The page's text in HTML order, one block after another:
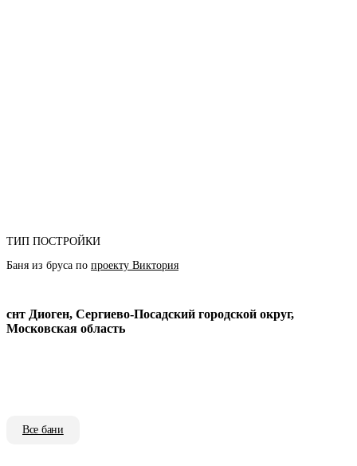
ТИП ПОСТРОЙКИ
Баня из бруса по проекту Виктория
снт Диоген, Сергиево-Посадский городской округ,
Московская область
Все бани